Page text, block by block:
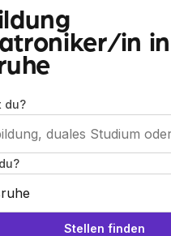
in in
du?
Stellen finden